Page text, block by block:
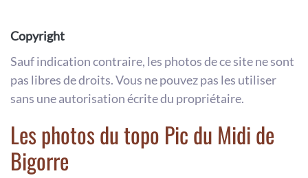
Copyright
Sauf indication contraire, les photos de ce site ne sont
pas libres de droits. Vous ne pouvez pas les utiliser
sans une autorisation écrite du propriétaire.
Les photos du topo Pic du Midi de
Bigorre